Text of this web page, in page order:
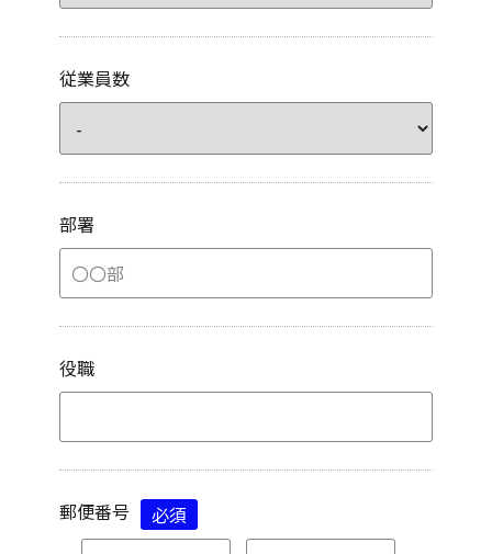
従業員数
部署
役職
郵便番号
必須